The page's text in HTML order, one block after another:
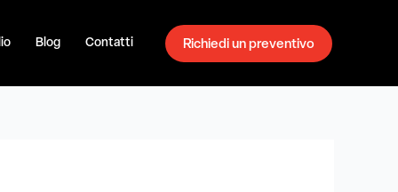
Blog Contatti Richiedi un preventivo